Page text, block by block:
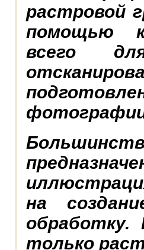
растровой
помощью
всего
на
только